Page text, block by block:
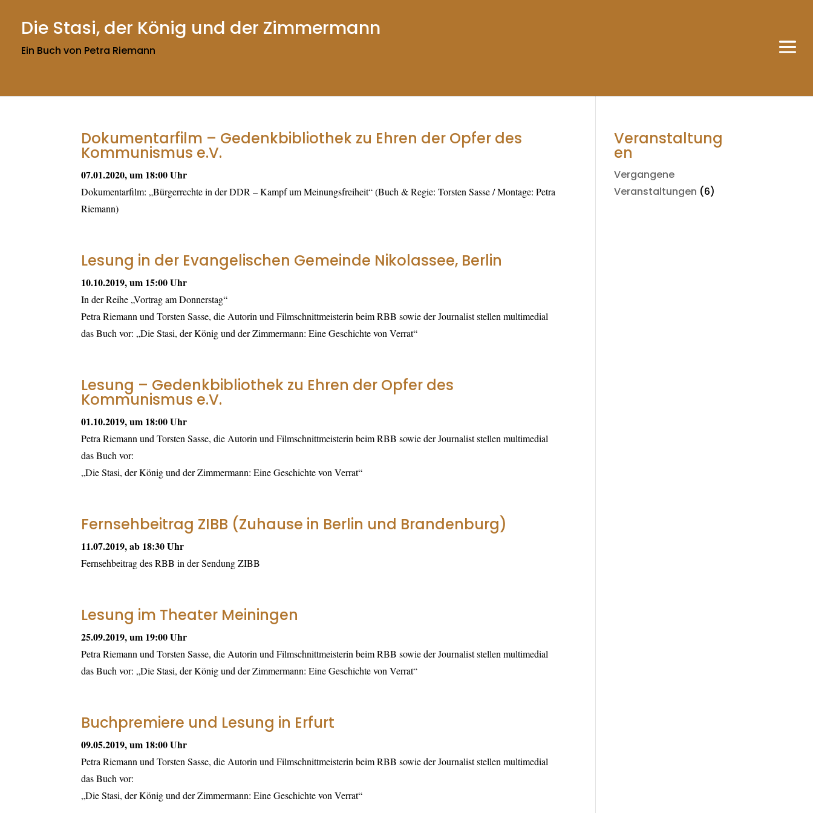
Die Stasi, der König und der Zimmermann
Ein Buch von Petra Riemann
Dokumentarfilm – Gedenkbibliothek zu Ehren der Opfer des
Kommunismus e.V.
07.01.2020, um 18:00 Uhr
Dokumentarfilm: „Bürgerrechte in der DDR – Kampf um Meinungsfreiheit“ (Buch & Regie: Torsten Sasse / Montage: Petra
Riemann)
Lesung in der Evangelischen Gemeinde Nikolassee, Berlin
10.10.2019, um 15:00 Uhr
In der Reihe „Vortrag am Donnerstag“
Petra Riemann und Torsten Sasse, die Autorin und Filmschnittmeisterin beim RBB sowie der Journalist stellen multimedial
das Buch vor: „Die Stasi, der König und der Zimmermann: Eine Geschichte von Verrat“
Lesung – Gedenkbibliothek zu Ehren der Opfer des
Kommunismus e.V.
01.10.2019, um 18:00 Uhr
Petra Riemann und Torsten Sasse, die Autorin und Filmschnittmeisterin beim RBB sowie der Journalist stellen multimedial
das Buch vor:
„Die Stasi, der König und der Zimmermann: Eine Geschichte von Verrat“
Fernsehbeitrag ZIBB (Zuhause in Berlin und Brandenburg)
11.07.2019, ab 18:30 Uhr
Fernsehbeitrag des RBB in der Sendung ZIBB
Lesung im Theater Meiningen
25.09.2019, um 19:00 Uhr
Petra Riemann und Torsten Sasse, die Autorin und Filmschnittmeisterin beim RBB sowie der Journalist stellen multimedial
das Buch vor: „Die Stasi, der König und der Zimmermann: Eine Geschichte von Verrat“
Buchpremiere und Lesung in Erfurt
09.05.2019, um 18:00 Uhr
Petra Riemann und Torsten Sasse, die Autorin und Filmschnittmeisterin beim RBB sowie der Journalist stellen multimedial
das Buch vor:
„Die Stasi, der König und der Zimmermann: Eine Geschichte von Verrat“
Veranstaltung
en
Vergangene
Veranstaltungen (6)